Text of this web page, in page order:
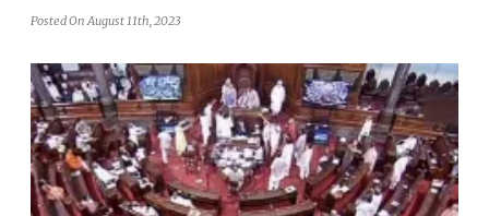
Posted On August 11th, 2023